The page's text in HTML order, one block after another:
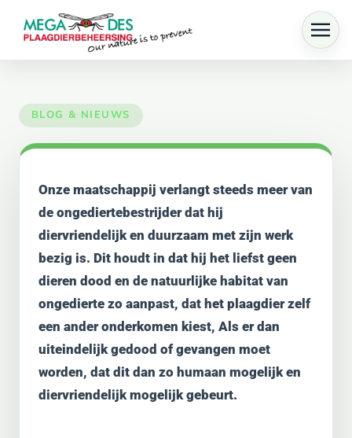
Skip to main content
Onze maatschappij verlangt steeds meer van
de ongediertebestrijder dat hij
diervriendelijk en duurzaam met zijn werk
bezig is. Dit houdt in dat hij het liefst geen
dieren dood en de natuurlijke habitat van
ongedierte zo aanpast, dat het plaagdier zelf
een ander onderkomen kiest, Als er dan
uiteindelijk gedood of gevangen moet
worden, dat dit dan zo humaan mogelijk en
diervriendelijk mogelijk gebeurt.